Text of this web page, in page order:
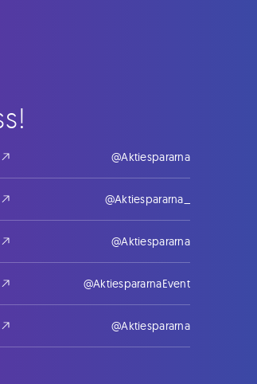
@Aktiespararna
@Aktiespararna_
@Aktiespararna
@AktiespararnaEvent
@Aktiespararna